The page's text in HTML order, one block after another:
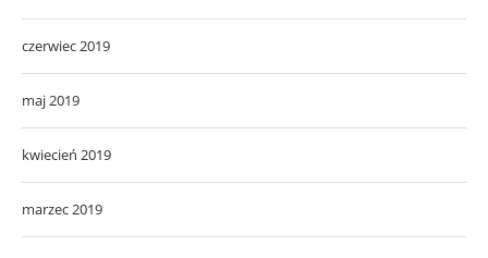
czerwiec 2019
maj 2019
kwiecień 2019
marzec 2019